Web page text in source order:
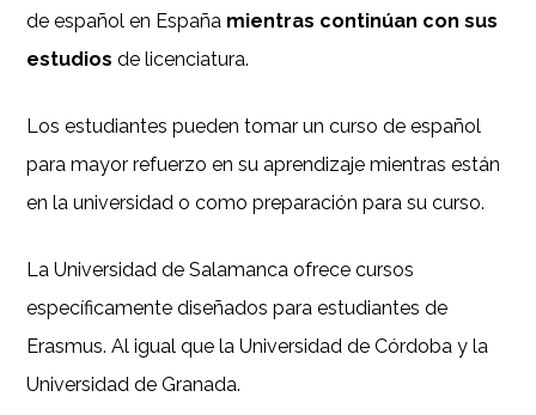
de español en España mientras continúan con sus
estudios de licenciatura.
Los estudiantes pueden tomar un curso de español
para mayor refuerzo en su aprendizaje mientras están
en la universidad o como preparación para su curso.
La Universidad de Salamanca ofrece cursos
específicamente diseñados para estudiantes de
Erasmus. Al igual que la Universidad de Córdoba y la
Universidad de Granada.